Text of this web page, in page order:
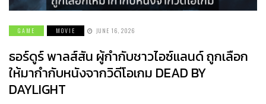
GAME MOVIE JUNE 16, 2026
ธอร์ดูร์ พาลส์สัน ผู้กำกับชาวไอซ์แลนด์ ถูกเลือก
ให้มากำกับหนังจากวิดีโอเกม DEAD BY
DAYLIGHT